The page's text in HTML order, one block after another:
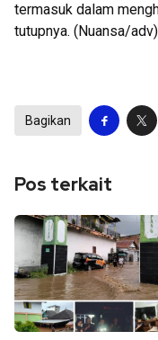
termasuk dalam
tutupnya. (Nuansa/adv)
Bagikan
Pos terkait